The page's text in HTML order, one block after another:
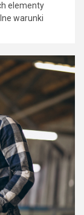
elementy
warunki